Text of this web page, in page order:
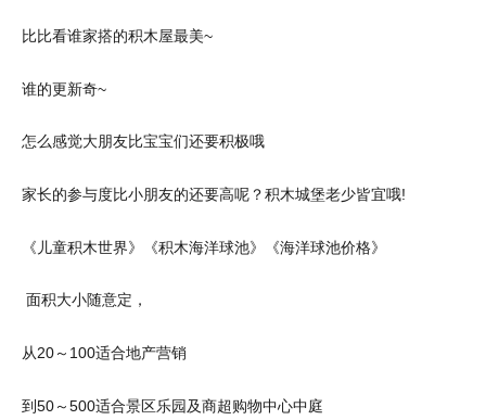
比比看谁家搭的积木屋最美~
谁的更新奇~
怎么感觉大朋友比宝宝们还要积极哦
家长的参与度比小朋友的还要高呢？积木城堡老少皆宜哦!
《儿童积木世界》《积木海洋球池》《海洋球池价格》
面积大小随意定，
从20～100适合地产营销
到50～500适合景区乐园及商超购物中心中庭